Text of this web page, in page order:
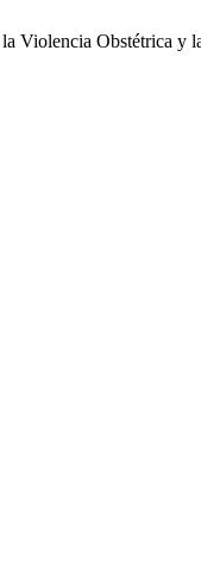
Violencia Obstétrica y